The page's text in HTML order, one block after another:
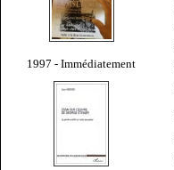
1997 - Immédiatement